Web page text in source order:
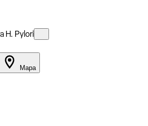
H. Pylori
Mapa